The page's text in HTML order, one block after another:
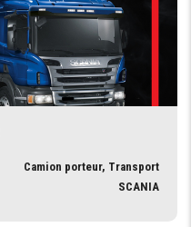
Camion porteur, Transport
SCANIA